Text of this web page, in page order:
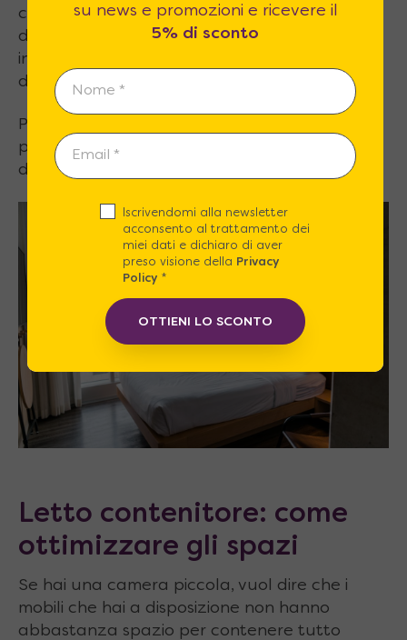
camera. Ecco perché oggi vogliamo parlarti
dei
letti contenitori:il loro vantaggio
indiscusso è sicuramente quello di avere a
disposizione un “armadio” supplementare.
Puoi trovarli di
piazza, da due piazze, alla francese oppure
da una piazza e mezzo.
Letto contenitore: come
ottimizzare gli spazi
Se hai una camera piccola, vuol dire che i
mobili che hai a disposizione non hanno
abbastanza spazio per contenere tutto
su news e promozioni e ricevere il
5% di sconto
Iscrivendomi alla newsletter
acconsento al trattamento dei
miei dati e dichiaro di aver
preso visione della
Privacy
Policy*
OTTIENI LO SCONTO